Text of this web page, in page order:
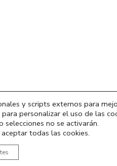
y scripts externos para
para personalizar el uso de las
selecciones no se activarán.
todas las cookies.
podemos ayudarte?